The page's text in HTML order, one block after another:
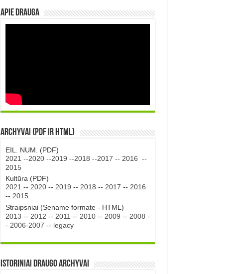
Apie DRAUGA
Archyvai (PDF ir HTML)
EIL. NUM. (PDF)
2021 --2020--2019 --2018 --2017 -- 2016 --
2015
Kultūra (PDF)
2021 -- 2020-- 2019 -- 2018 -- 2017 -- 2016
-- 2015
Straipsniai (Sename formate - HTML)
2013 -- 2012 -- 2011 -- 2010-- 2009 -- 2008 -
- 2006-2007 -- legacy
Istoriniai DRAUGO Archyvai